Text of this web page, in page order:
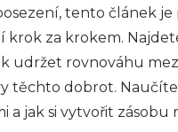
tento článek
krok za krokem.
udržet rovnováhu
těchto dobrot.
a jak si vytvořit